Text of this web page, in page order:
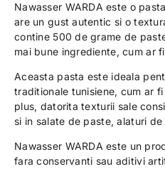
Nawasser WARDA este o
are un gust autentic si o
contine 500 de grame de
mai bune ingrediente, cum ar
Aceasta pasta este ideala
traditionale tunisiene, cum ar
plus, datorita texturii sale
si in salate de paste, alaturi
Nawasser WARDA este un
fara conservanti sau aditivi